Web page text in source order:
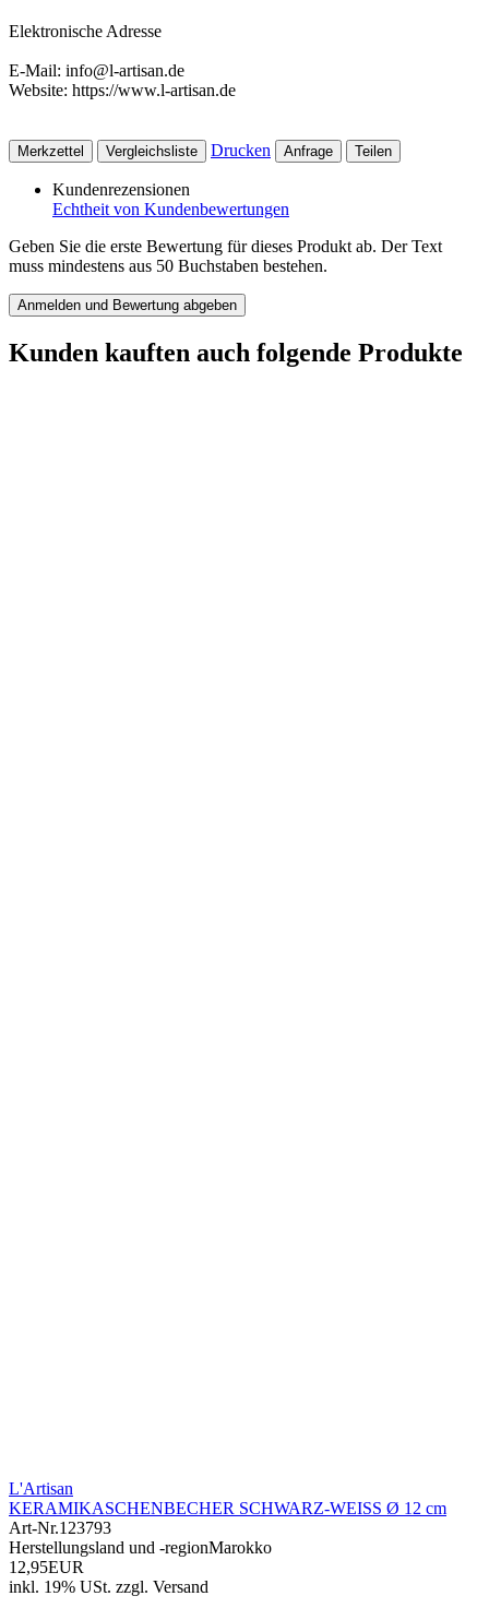
Elektronische Adresse
E-Mail: info@l-artisan.de
Website: https://www.l-artisan.de
Merkzettel Vergleichsliste Drucken Anfrage Teilen
Kundenrezensionen
Echtheit von Kundenbewertungen
Geben Sie die erste Bewertung für dieses Produkt ab. Der Text
muss mindestens aus 50 Buchstaben bestehen.
Anmelden und Bewertung abgeben
Kunden kauften auch folgende Produkte
L'Artisan
KERAMIKASCHENBECHER SCHWARZ-WEISS Ø 12 cm
Art-Nr.123793
Herstellungsland und -regionMarokko
12,95EUR
inkl. 19% USt. zzgl. Versand